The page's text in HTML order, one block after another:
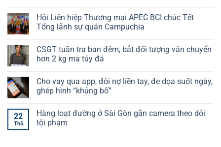
Hội Liên hiệp Thương mại APEC BCI chúc Tết
Tổng lãnh sự quán Campuchia
CSGT tuần tra ban đêm, bắt đối tượng vận chuyển
hơn 2 kg ma túy đá
Cho vay qua app, đòi nợ liền tay, đe dọa suốt ngày,
ghép hình “khủng bố”
22
Th5
Hàng loạt đường ở Sài Gòn gắn camera theo dõi
tội phạm